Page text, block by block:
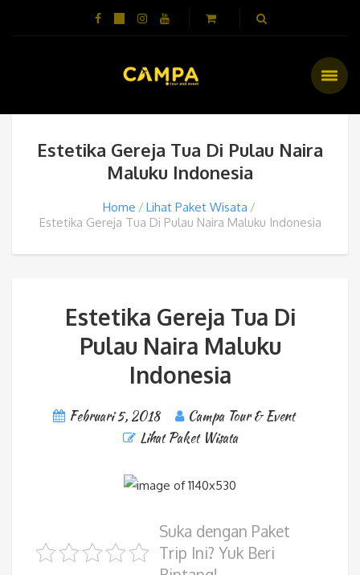
Estetika Gereja Tua Di Pulau Naira
Maluku Indonesia
Home
Lihat Paket Wisata
Estetika Gereja Tua Di Pulau Naira Maluku Indonesia
Estetika Gereja Tua Di
Pulau Naira Maluku
Indonesia
Februari 5, 2018
Campa Tour & Event
Lihat Paket Wisata
Suka dengan Paket
Trip Ini? Yuk Beri